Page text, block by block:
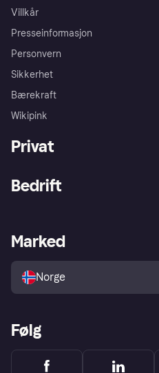
Villkår
Presseinformasjon
Personvern
Sikkerhet
Bærekraft
Wikipink
Privat
Utforsk butikker
Bedrift
Merchant portal
Marked
Norge
Følg